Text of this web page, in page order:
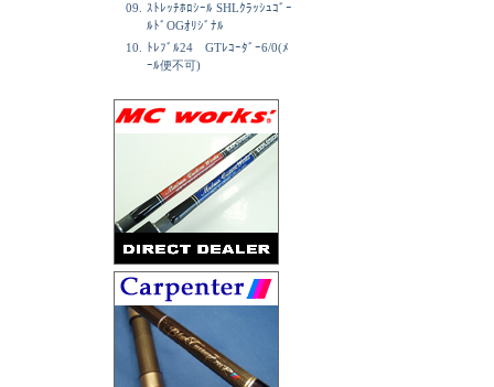
09.
ｽﾄﾚｯﾁﾎﾛｼｰﾙ SHLｸﾗｯｼｭｺﾞｰ
ﾙﾄﾞOGｵﾘｼﾞﾅﾙ
10.
ﾄﾚﾌﾞﾙ24 GTﾚｺｰﾀﾞｰ6/0(ﾒ
ｰﾙ便不可)